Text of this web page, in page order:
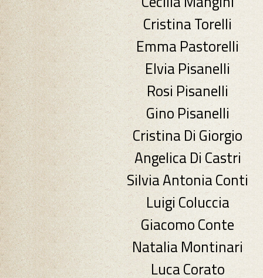
Cristina Torelli
Emma Pastorelli
Elvia Pisanelli
Rosi Pisanelli
Gino Pisanelli
Cristina Di Giorgio
Angelica Di Castri
Silvia Antonia Conti
Luigi Coluccia
Giacomo Conte
Natalia Montinari
Luca Corato